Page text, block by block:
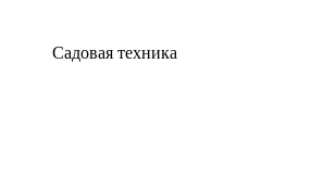
Садовая техника